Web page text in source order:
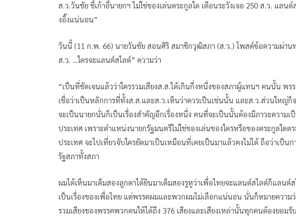
ส.ว.วันชัย ชี้เก้าอี้นายกฯ ไม่ใช่ของเล่นตระกูลใด เตือนระวังเจอ 250 ส.ว. แล
งอิ๊งแน่นอน”
วันนี้ (11 ก.พ. 66) นายวันชัย สอนศิริ สมาชิกวุฒิสภา (ส.ว.) โพสต์ข้อความผ่าน
ส.ว. …ใครจะแลนด์สไลด์” ความว่า
“เป็นที่ชัดเจนแล้วว่าใครรวมเสียงส.ส.ได้เกินกึ่งหนึ่งของสภาผู้แทนฯ คนนั้น พ
เชื่อว่าเป็นหลักการที่ทั้งส.ส.และส.ว.เห็นว่าควรเป็นเช่นนั้น และส.ว.ส่วนใหญ่ก็
จะเป็นนายกนั่นก็เป็นเรื่องสำคัญอีกเรื่องหนึ่ง คนที่จะเป็นนั้นต้องมีภาวะความ
ประเทศ เพราะตำแหน่งนายกรัฐมนตรีไม่ใช่ของเล่นของใครหรือของตระกูลใด
ประเทศ จะไปเที่ยวจับใครยัดมาเป็นเหมือนที่เคยเป็นมาแล้วคงไม่ได้ ถือว่าเป็
รัฐสภาทั้งสภา
ผมได้เห็นมาเต็มสองลูกตาได้ยินมาเต็มสองรูหูว่าเพื่อไทยจะแลนด์สไลด์ก็แลนด์
เป็นเรื่องของเพื่อไทย แต่พรรคผมและพวกผมไม่เลือกแน่นอน นั่นก็หมายความ
รวมเสียงของพรรคพวกตนให้ได้ถึง 376 เสียงและเสียงเหล่านั้นทุกคนต้องยอมรั